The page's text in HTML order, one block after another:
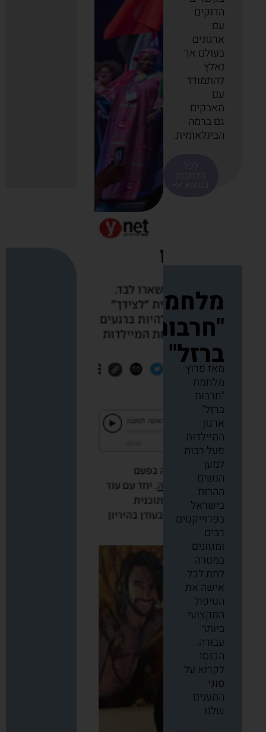
הדוקים
עם
ארגונים
בעולם אך
נאלץ
להתמודד
עם
מאבקים
גם ברמה
הבינלאומית.
מלחמת
"חרבות
ברזל"
מאז פרוץ
מלחמת
"חרבות
ברזל"
ארגון
המיילדות
פעל רבות
למען
הנשים
ההרות
בישראל
בפרוייקטים
רבים
ומגוונים
במטרה
לתת לכל
אישה את
הטיפול
המקצועי
ביותר
עבורה.
הכנסו
לקרוא על
סוגי
המענים
שלנו